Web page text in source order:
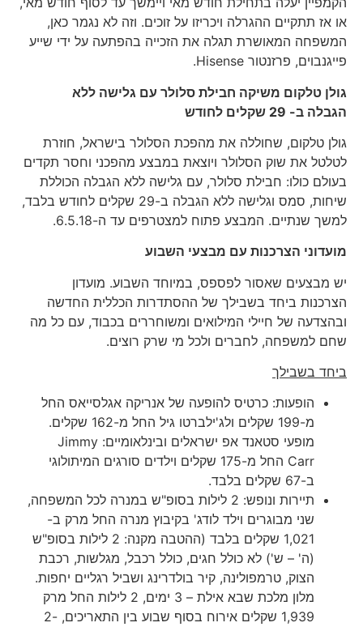
או אז תתקיים ההגרלה ויכריזו על זוכים. וזה לא נגמר כאן,
המשפחה המאושרת תגלה את הזכייה בהפתעה על ידי שייע
פייגנבוים, פרזנטור Hisense.
גולן טלקום משיקה חבילת סלולר עם גלישה ללא
הגבלה ב- 29 שקלים לחודש
גולן טלקום, שחוללה את מהפכת הסלולר בישראל, חוזרת
לטלטל את שוק הסלולר ויוצאת במבצע מהפכני וחסר תקדים
בעולם כולו: חבילת סלולר, עם גלישה ללא הגבלה הכוללת
שיחות, סמס וגלישה ללא הגבלה ב-29 שקלים לחודש בלבד,
למשך שנתיים. המבצע פתוח למצטרפים עד ה-6.5.18.
מועדוני הצרכנות עם מבצעי השבוע
יש מבצעים שאסור לפספס, במיוחד השבוע. מועדון
הצרכנות ביחד בשבילך של ההסתדרות הכללית החדשה
ובהצדעה של חיילי המילואים ומשוחררים בכבוד, עם כל מה
שחם למשפחה, לחברים ולכל מי שרק רוצים.
ביחד בשבילך
הופעות: כרטיס להופעה של אנריקה אגלסייאס החל
מ-199 שקלים ולג'ילברטו גיל החל מ-162 שקלים.
מופעי סטאנד אפ ישראלים ובינלאומיים: Jimmy
Carr החל מ-175 שקלים וילדים סורגים המיתולוגי
תיירות ונופש: 2 לילות בסופ"ש במנרה לכל המשפחה,
שני מבוגרים וילד לודג' בקיבוץ מנרה החל מרק ב-
1,021 שקלים בלבד (ההטבה מקנה: 2 לילות בסופ"ש
(ה' – ש') לא כולל חגים, כולל רכבל, מגלשות, רכבת
הצוק, טרמפולינה, קיר בולדרינג ושביל רגליים יחפות.
מלון מלכת שבא אילת – 3 ימים, 2 לילות החל מרק
1,939 שקלים אירוח בסוף שבוע בין התאריכים, 2-